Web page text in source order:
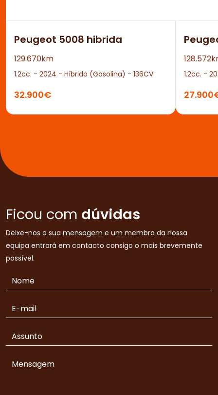
Peugeot 5008 hibrida
129.670km
1.2cc. - 2024 - Híbrido (Gasolina) - 136CV
32.900€
1.2cc. -
Ficou com dúvidas
Deixe-nos a sua mensagem e um membro da nossa
equipa entrará em contacto consigo o mais brevemente
possível.